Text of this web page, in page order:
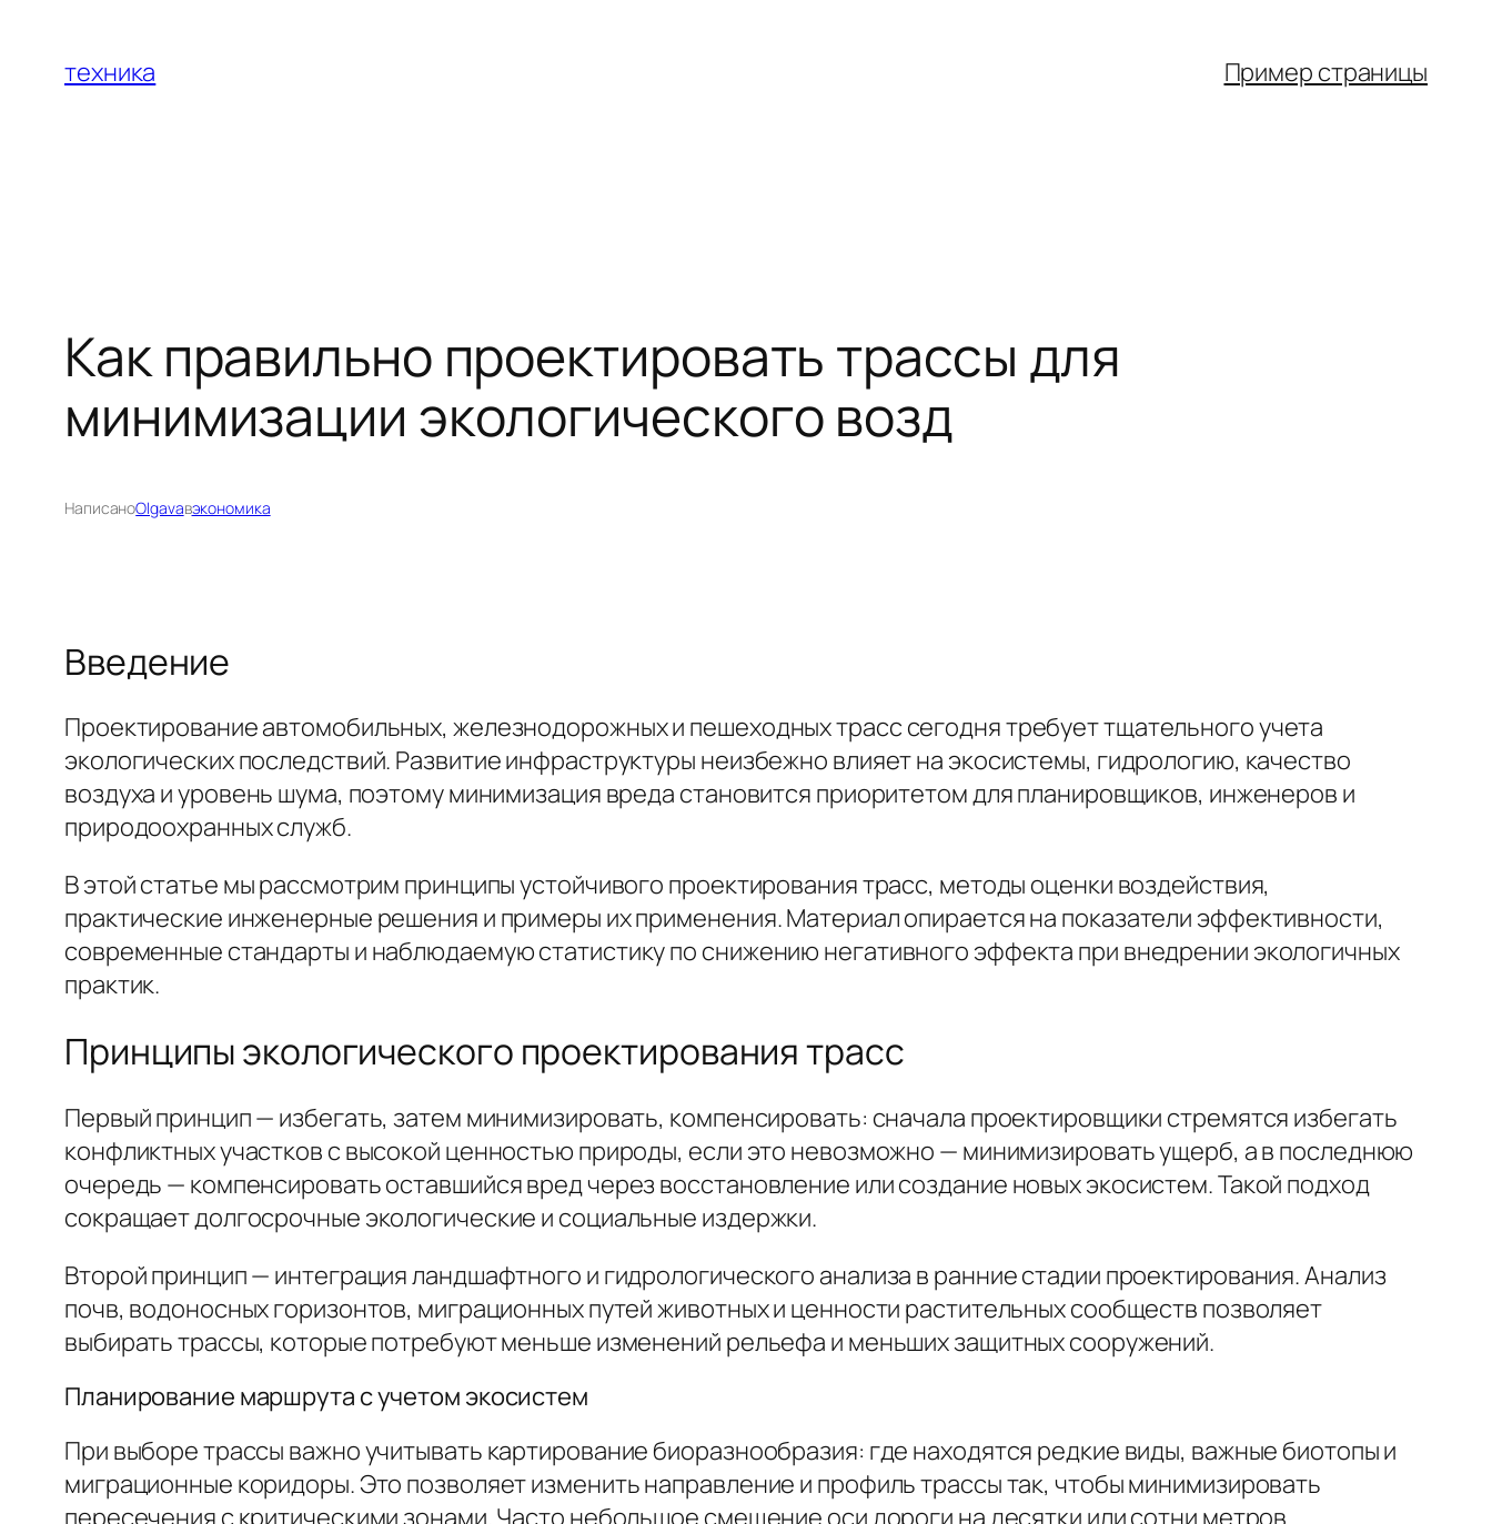
содержимому
техника Пример страницы
Как правильно проектировать трассы для
минимизации экологического возд
НаписаноOlgavaвэкономика
Введение
Проектирование автомобильных, железнодорожных и пешеходных трасс сегодня требует тщательного учета
экологических последствий. Развитие инфраструктуры неизбежно влияет на экосистемы, гидрологию, качество
воздуха и уровень шума, поэтому минимизация вреда становится приоритетом для планировщиков, инженеров и
природоохранных служб.
В этой статье мы рассмотрим принципы устойчивого проектирования трасс, методы оценки воздействия,
практические инженерные решения и примеры их применения. Материал опирается на показатели эффективности,
современные стандарты и наблюдаемую статистику по снижению негативного эффекта при внедрении экологичных
практик.
Принципы экологического проектирования трасс
Первый принцип — избегать, затем минимизировать, компенсировать: сначала проектировщики стремятся избегать
конфликтных участков с высокой ценностью природы, если это невозможно — минимизировать ущерб, а в последнюю
очередь — компенсировать оставшийся вред через восстановление или создание новых экосистем. Такой подход
сокращает долгосрочные экологические и социальные издержки.
Второй принцип — интеграция ландшафтного и гидрологического анализа в ранние стадии проектирования. Анализ
почв, водоносных горизонтов, миграционных путей животных и ценности растительных сообществ позволяет
выбирать трассы, которые потребуют меньше изменений рельефа и меньших защитных сооружений.
Планирование маршрута с учетом экосистем
При выборе трассы важно учитывать картирование биоразнообразия: где находятся редкие виды, важные биотопы и
миграционные коридоры. Это позволяет изменить направление и профиль трассы так, чтобы минимизировать
пересечения с критическими зонами. Часто небольшое смещение оси дороги на десятки или сотни метров